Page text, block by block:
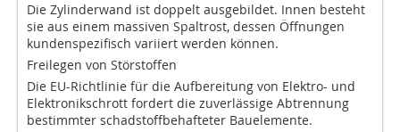
Die Zylinderwand ist doppelt ausgebildet. Innen besteht
sie aus einem massiven Spaltrost, dessen Öffnungen
kundenspezifisch variiert werden können.
Freilegen von Störstoffen
Die EU-Richtlinie für die Aufbereitung von Elektro- und
Elektronikschrott fordert die zuverlässige Abtrennung
bestimmter schadstoffbehafteter Bauelemente.